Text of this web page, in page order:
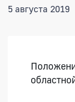
5 августа 2019